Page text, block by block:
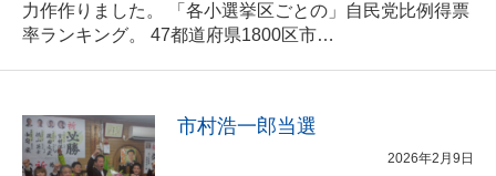
力作作りました。 「各小選挙区ごとの」自民党比例得票
率ランキング。 47都道府県1800区市…
市村浩一郎当選
2026年2月9日